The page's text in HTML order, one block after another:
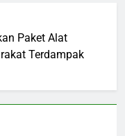
Paket Alat
Terdampak